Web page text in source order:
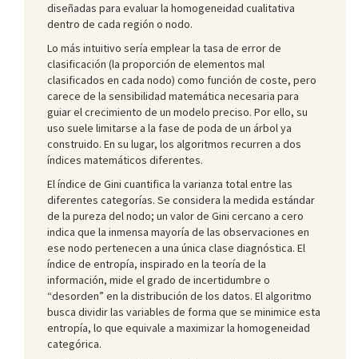
diseñadas para evaluar la homogeneidad cualitativa
dentro de cada región o nodo.
Lo más intuitivo sería emplear la tasa de error de
clasificación (la proporción de elementos mal
clasificados en cada nodo) como función de coste, pero
carece de la sensibilidad matemática necesaria para
guiar el crecimiento de un modelo preciso. Por ello, su
uso suele limitarse a la fase de poda de un árbol ya
construido. En su lugar, los algoritmos recurren a dos
índices matemáticos diferentes.
El índice de Gini cuantifica la varianza total entre las
diferentes categorías. Se considera la medida estándar
de la pureza del nodo; un valor de Gini cercano a cero
indica que la inmensa mayoría de las observaciones en
ese nodo pertenecen a una única clase diagnóstica. El
índice de entropía, inspirado en la teoría de la
información, mide el grado de incertidumbre o
“desorden” en la distribución de los datos. El algoritmo
busca dividir las variables de forma que se minimice esta
entropía, lo que equivale a maximizar la homogeneidad
categórica.